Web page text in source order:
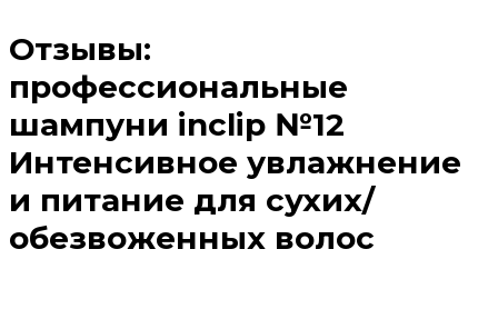
Отзывы:
профессиональные
шампуни inclip №12
Интенсивное увлажнение
и питание для сухих/
обезвоженных волос